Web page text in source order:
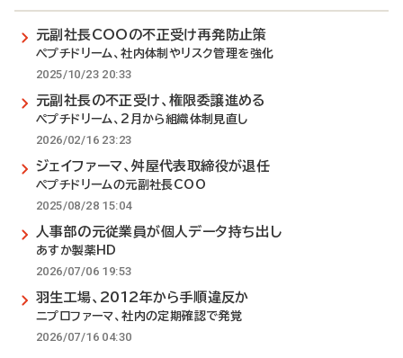
元副社長COOの不正受け再発防止策
ペプチドリーム、社内体制やリスク管理を強化
2025/10/23 20:33
元副社長の不正受け、権限委譲進める
ペプチドリーム、2月から組織体制見直し
2026/02/16 23:23
ジェイファーマ、舛屋代表取締役が退任
ペプチドリームの元副社長COO
2025/08/28 15:04
人事部の元従業員が個人データ持ち出し
あすか製薬HD
2026/07/06 19:53
羽生工場、2012年から手順違反か
ニプロファーマ、社内の定期確認で発覚
2026/07/16 04:30